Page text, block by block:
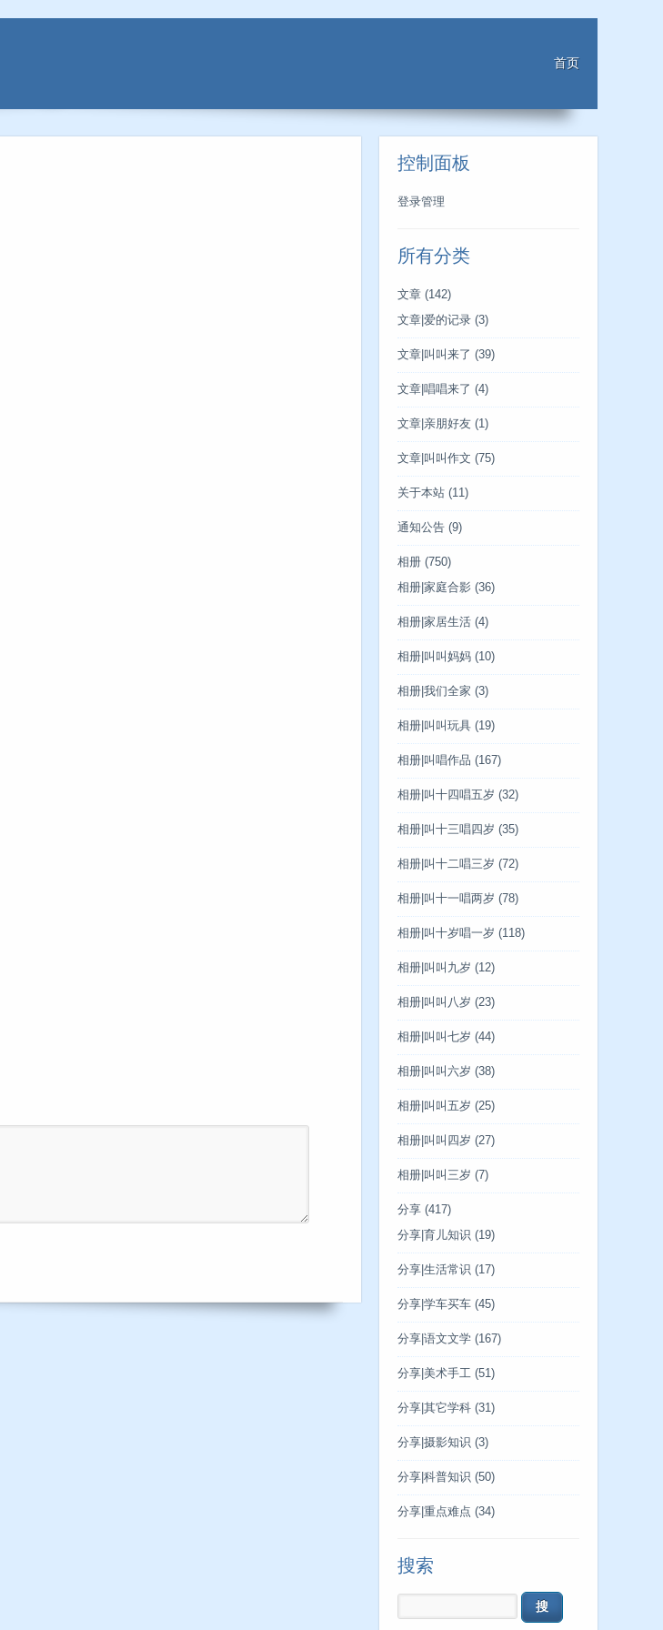
首页
控制面板
登录管理
所有分类
文章 (142)
文章|爱的记录 (3)
文章|叫叫来了 (39)
文章|唱唱来了 (4)
文章|亲朋好友 (1)
文章|叫叫作文 (75)
关于本站 (11)
通知公告 (9)
相册 (750)
相册|家庭合影 (36)
相册|家居生活 (4)
相册|叫叫妈妈 (10)
相册|我们全家 (3)
相册|叫叫玩具 (19)
相册|叫唱作品 (167)
相册|叫十四唱五岁 (32)
相册|叫十三唱四岁 (35)
相册|叫十二唱三岁 (72)
相册|叫十一唱两岁 (78)
相册|叫十岁唱一岁 (118)
相册|叫叫九岁 (12)
相册|叫叫八岁 (23)
相册|叫叫七岁 (44)
相册|叫叫六岁 (38)
相册|叫叫五岁 (25)
相册|叫叫四岁 (27)
相册|叫叫三岁 (7)
分享 (417)
分享|育儿知识 (19)
分享|生活常识 (17)
分享|学车买车 (45)
分享|语文文学 (167)
分享|美术手工 (51)
分享|其它学科 (31)
分享|摄影知识 (3)
分享|科普知识 (50)
分享|重点难点 (34)
搜索